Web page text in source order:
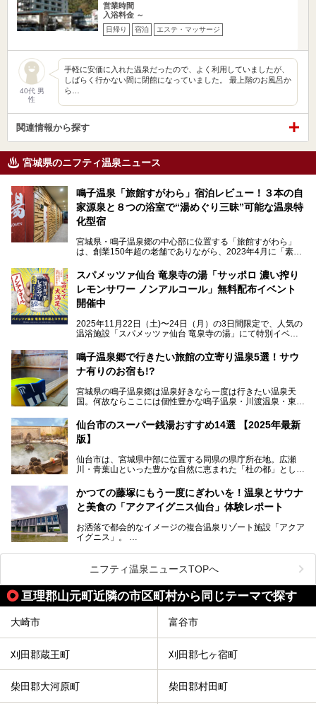
営業時間
入浴料金 ～
日帰り 宿泊 エステ・マッサージ
40代 男
性
手軽に安価に入れた温泉だったので、よく利用していましたが、
しばらく行かない間に閉館になっていました。 最上階のお風呂か
ら…
関連情報から探す
宮城県のニフティ温泉ニュース
鳴子温泉「旅館すがわら」宿泊レビュー！３本の自
家源泉と８つの浴室で“湯めぐり三昧”可能な温泉特
化型宿
宮城県・鳴子温泉郷の中心部に位置する「旅館すがわら」
は、創業150年超の老舗でありながら、2023年4月に「素泊
を利用したサウナも新設され、温泉ファン・サウナ―双方に
注目のスポットです。
特筆すべきは、館内で完結する圧倒的な「湯めぐり」のバリ
エーション。“温泉のデパート”・“東の横綱”と称される鳴子
温泉郷の中でも、3本の異なる自家源泉を使い分けるその実
力は折り紙付き。実際に宿泊した筆者が、“温泉”を中心にそ
の全貌を詳細レビューします！
スパメッツァ仙台 竜泉寺の湯「サッポロ 濃い搾り
レモンサワー ノンアルコール」無料配布イベント
開催中
2025年11月22日（土)〜24日（月）の3日間限定で、人気の
温浴施設「スパメッツァ仙台 竜泉寺の湯」にて特別イベン
「サッポロ 濃い搾りレモンサワー ノンアルコール」を無料
配布します。さらにSNS投稿で「サッポロ 濃い搾りグレフ
ルサワー ノンアルコール」もプレゼント。湯上がりにぴっ
ー
提供元：サッポロビール【PR】
鳴子温泉郷で行きたい旅館の立寄り温泉5選！サウ
ナ有りのお宿も!?
宮城県の鳴子温泉郷は温泉好きなら一度は行きたい温泉天
国。何故ならここには個性豊かな鳴子温泉・川渡温泉・東鳴
硫黄泉、塩化物泉、硫酸塩泉、炭酸水素塩泉などと多様な泉
質がそろっているからです。
の旅館・ホテルも立ち寄り入浴に門戸を開いてくれていま
す。
今回はそんな旅館の中から、おすすめしたい5ヶ所の温泉を
セレクトしてみました。うち3ヶ所はサウナも楽しめます。
仙台市のスーパー銭湯おすすめ14選 【2025年最新
版】
仙台市は、宮城県中部に位置する同県の県庁所在地。広瀬
川・青葉山といった豊かな自然に恵まれた「杜の都」として
人気です。新幹線を使えば都心から1時間30分とアクセスも
よく、気軽に訪れやすい地方都市の1つです。
仙台牛タンなどを堪能するグルメ旅や、スポーツ観戦の遠征
時などに利用しやすい温浴施設がたくさんありますよ。
かつての藤塚にもう一度にぎわいを！温泉とサウナ
と美食の「アクアイグニス仙台」体験レポート
お洒落で都会的なイメージの複合温泉リゾート施設「アクア
イグニス」。
関西空港や吉川美南（埼玉県）に続いて仙台市若林区に202
2年4月にオープンした「アクアイグニス仙台」は、日帰り
温泉の「藤塚の湯」、マルシェ リアン、和食「笠庵」、イ
タリアン「グリーチネ」、ベーカリー「マリアージュ ドゥ
ファリーヌ」、スイーツの「コンフィチュール アッシュ」
と「ル ショコラ ドゥ アッシュ」、そしてカフェ「猿田彦珈
琲」と話題のお店が勢ぞろい！
この「アクアイグニス仙台」の魅力を探りにお出かけしてき
ニフティ温泉ニュースTOPへ
亘理郡山元町近隣の市区町村から同じテーマで探す
大崎市 富谷市
刈田郡蔵王町 刈田郡七ヶ宿町
柴田郡大河原町 柴田郡村田町